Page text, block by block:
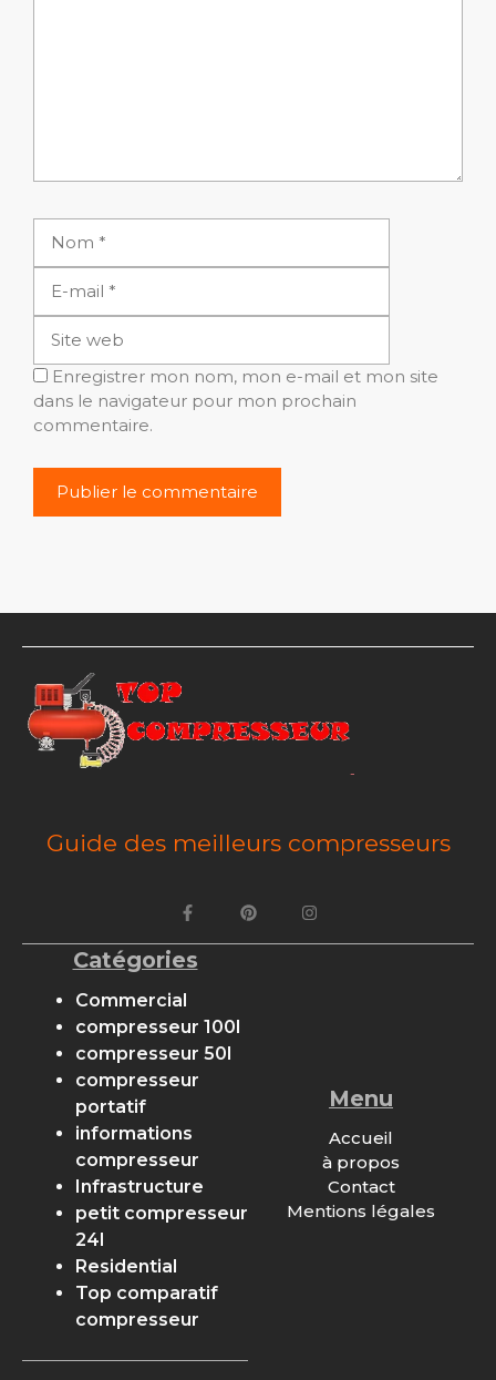
Enregistrer mon nom, mon e-mail et mon site
dans le navigateur pour mon prochain
commentaire.
Guide des meilleurs compresseurs
Catégories
Commercial
compresseur 100l
compresseur 50l
compresseur
portatif
informations
compresseur
Infrastructure
petit compresseur
24l
Residential
Top comparatif
compresseur
Menu
Accueil
à propos
Contact
Mentions légales